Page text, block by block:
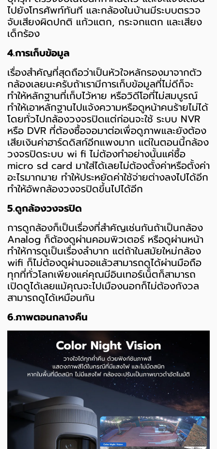
ไปยังโทรศัพท์ทันที และกล้องในบ้านมีระบบตรวจ
จับเสียงผิดปกติ แก้วแตก, กระจกแตก และเสียง
เด็กร้อง
4.การเก็บข้อมูล
เรื่องสำคัญที่สุดถือว่าเป็นหัวใจหลักรองมาจากตัว
กล้องเลยนะครับถ้าเรามีการเก็บข้อมูลที่ไม่ดีก็จะ
ทำให้หลักฐานที่เก็บไว้หาย หรือวิดีโอที่ไม่สมบูรณ์
ทำให้เอาหลักฐานไปแจ้งความหรือดูหน้าคนร้ายไม่ได้
โดยทั่วไปกล้องวงจรปิดแต่ก่อนจะใช้ ระบบ NVR
หรือ DVR ที่ต้องซื้อจอมาต่อเพื่อดูภาพและยังต้อง
เสียเงินค่าฮาร์ดดิสก์อีกแพงมาก แต่ในตอนนี้กล้อง
วงจรปิดระบบ wi fi ไม่ต้องทำอย่างนั้นแค่ซื้อ
micro sd card มาใส่ได้เลยไม่ต้องตั้งค่าหรือตั้งค่า
อะไรมากมาย ทำให้ประหยัดค่าใช้จ่ายต่างลงไปได้อีก
ทำให้อัพกล้องวงจรปิดขึ้นไปได้อีก
5.ดูกล้องวงจรปิด
การดูกล้องก็เป็นเรื่องที่สำคัญเช่นกันถ้าเป็นกล้อง
Analog ก็ต้องดูผ่านคอมพิวเตอร์ หรือดูผ่านหน้า
ทำให้การดูเป็นเรื่องลำบาก แต่ถ้าในสมัยใหม่กล้อง
wifi ก็ไม่ต้องดูผ่านจอแล้วสามารถดูได้ผ่านมือถือ
ทุกที่ทั่วโลกเพียงแค่คุณมีอินเทอร์เน็ตก็สามารถ
เปิดดูได้เลยแม้คุณจะไปเมืองนอกก็ไม่ต้องกังวล
สามารถดูได้เหมือนกัน
6.ภาพตอนกลางคืน